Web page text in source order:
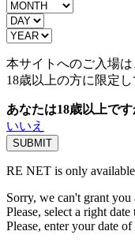
本サイトへのご入場は
18歳以上の方に限定し
あなたは18歳以上です
いいえ
RE NET is only
Sorry, we can't grant you
Please, select a right
Please, enter your date